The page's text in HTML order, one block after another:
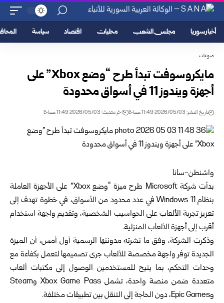
أخبار سوريا مجلس الشعب محليات اقتصاد سياسة
منوعات
مايكروسوفت تبدأ طرح “وضع Xbox” على
أجهزة ويندوز 11 في أسواق محدودة
تاريخ النشر: 2026/05/03 11:49 صباحًا اخر تحديث: 2026/05/03 11:49 صباحًا
واشنطن-سانا
بدأت شركة Microsoft طرح ميزة “وضع Xbox” على الأجهزة العاملة
بنظام Windows 11 في عدد محدود من الأسواق، في خطوة تهدف إلى
تعزيز تجربة الألعاب على الحواسيب الشخصية، وتقديم واجهة استخدام
أقرب إلى أجهزة الألعاب المنزلية.
وذكرت الشركة، وفق ما نشرته مدونتها الرسمية أول أمس، أن الميزة
الجديدة توفر واجهة مخصصة للألعاب جرى تصميمها لتعمل بكفاءة مع
وحدات التحكم، بما يتيح للمستخدمين الوصول إلى مكتبات ألعاب
متعددة ضمن منصة واحدة، تشمل Xbox Game Pass وSteam
وEpic Games، دون الحاجة إلى التنقل بين تطبيقات مختلفة.